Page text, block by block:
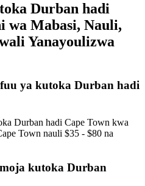
Durban hadi
wa Mabasi, Nauli,
Yanayoulizwa
ya kutoka Durban hadi
Durban hadi Cape Town kwa
Town nauli $35 - $80 na
kutoka Durban